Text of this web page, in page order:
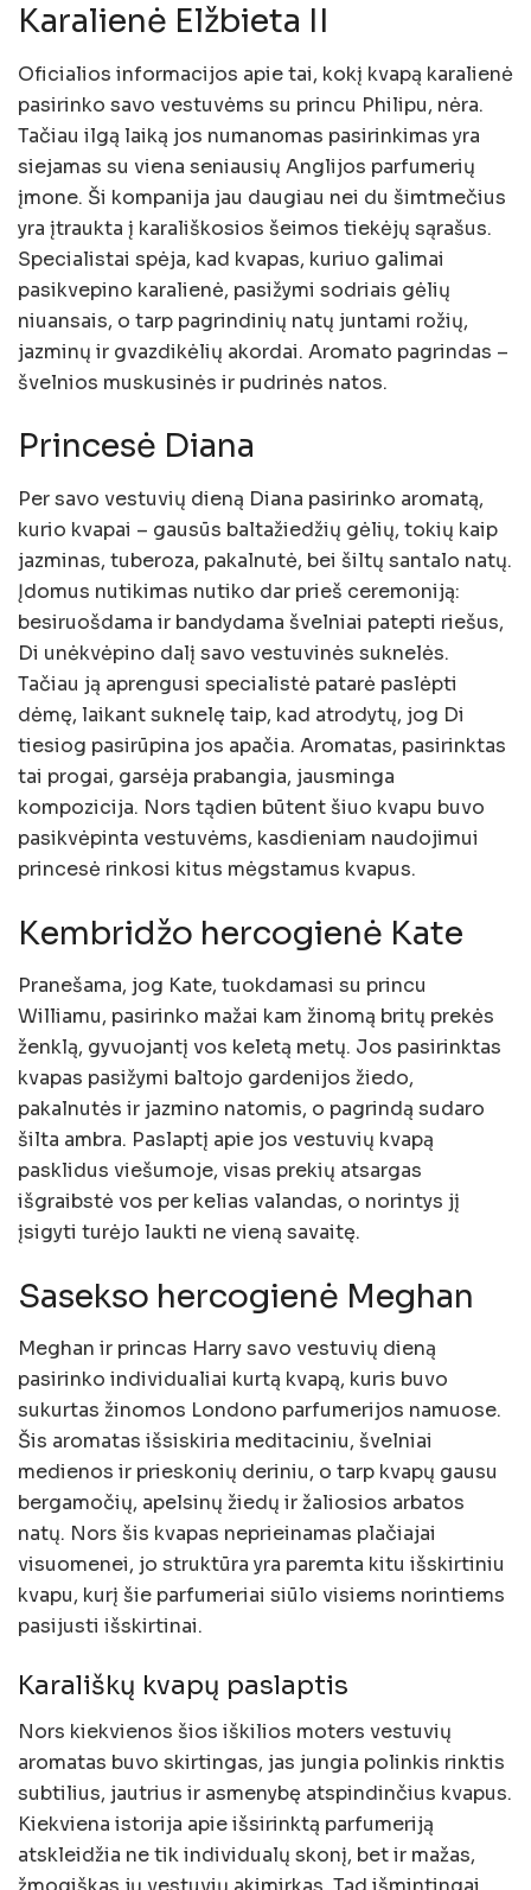
Karalienė Elžbieta II
Oficialios informacijos apie tai, kokį kvapą karalienė
pasirinko savo vestuvėms su princu Philipu, nėra.
Tačiau ilgą laiką jos numanomas pasirinkimas yra
siejamas su viena seniausių Anglijos parfumerių
įmone. Ši kompanija jau daugiau nei du šimtmečius
yra įtraukta į karališkosios šeimos tiekėjų sąrašus.
Specialistai spėja, kad kvapas, kuriuo galimai
pasikvepino karalienė, pasižymi sodriais gėlių
niuansais, o tarp pagrindinių natų juntami rožių,
jazminų ir gvazdikėlių akordai. Aromato pagrindas –
švelnios muskusinės ir pudrinės natos.
Princesė Diana
Per savo vestuvių dieną Diana pasirinko aromatą,
kurio kvapai – gausūs baltažiedžių gėlių, tokių kaip
jazminas, tuberoza, pakalnutė, bei šiltų santalo natų.
Įdomus nutikimas nutiko dar prieš ceremoniją:
besiruošdama ir bandydama švelniai patepti riešus,
Di unėkvėpino dalį savo vestuvinės suknelės.
Tačiau ją aprengusi specialistė patarė paslėpti
dėmę, laikant suknelę taip, kad atrodytų, jog Di
tiesiog pasirūpina jos apačia. Aromatas, pasirinktas
tai progai, garsėja prabangia, jausminga
kompozicija. Nors tądien būtent šiuo kvapu buvo
pasikvėpinta vestuvėms, kasdieniam naudojimui
princesė rinkosi kitus mėgstamus kvapus.
Kembridžo hercogienė Kate
Pranešama, jog Kate, tuokdamasi su princu
Williamu, pasirinko mažai kam žinomą britų prekės
ženklą, gyvuojantį vos keletą metų. Jos pasirinktas
kvapas pasižymi baltojo gardenijos žiedo,
pakalnutės ir jazmino natomis, o pagrindą sudaro
šilta ambra. Paslaptį apie jos vestuvių kvapą
pasklidus viešumoje, visas prekių atsargas
išgraibstė vos per kelias valandas, o norintys jį
įsigyti turėjo laukti ne vieną savaitę.
Sasekso hercogienė Meghan
Meghan ir princas Harry savo vestuvių dieną
pasirinko individualiai kurtą kvapą, kuris buvo
sukurtas žinomos Londono parfumerijos namuose.
Šis aromatas išsiskiria meditaciniu, švelniai
medienos ir prieskonių deriniu, o tarp kvapų gausu
bergamočių, apelsinų žiedų ir žaliosios arbatos
natų. Nors šis kvapas neprieinamas plačiajai
visuomenei, jo struktūra yra paremta kitu išskirtiniu
kvapu, kurį šie parfumeriai siūlo visiems norintiems
pasijusti išskirtinai.
Karališkų kvapų paslaptis
Nors kiekvienos šios iškilios moters vestuvių
aromatas buvo skirtingas, jas jungia polinkis rinktis
subtilius, jautrius ir asmenybę atspindinčius kvapus.
Kiekviena istorija apie išsirinktą parfumeriją
atskleidžia ne tik individualų skonį, bet ir mažas,